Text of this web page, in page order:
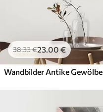
38.33€23.00 €
Wandbilder Antike Gewölbe